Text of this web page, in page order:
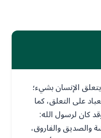
الإنسان بشيء؛
على التعلق، كما
كان لرسول الله:
والصديق والفاروق،